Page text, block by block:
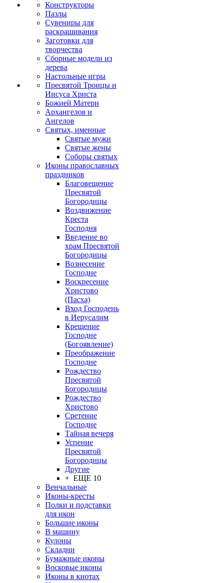
Конструкторы
Пазлы
Сувениры для
раскрашивания
Заготовки для
творчества
Сборные модели из
дерева
Настольные игры
Пресвятой Троицы и
Иисуса Христа
Божией Матери
Архангелов и
Ангелов
Святых, именные
Святые мужи
Святые жены
Соборы святых
Иконы православных
праздников
Благовещение
Пресвятой
Богородицы
Воздвижение
Креста
Господня
Введение во
храм Пресвятой
Богородицы
Вознесение
Господне
Воскресение
Христово
(Пасха)
Вход Господень
в Иерусалим
Крещение
Господне
(Богоявление)
Преображение
Господне
Рождество
Пресвятой
Богородицы
Рождество
Христово
Сретение
Господне
Тайная вечеря
Успение
Пресвятой
Богородицы
Другие
+ ЕЩЕ 10
Венчальные
Иконы-кресты
Полки и подставки
для икон
Большие иконы
В машину
Кулоны
Складни
Бумажные иконы
Восковые иконы
Иконы в киотах